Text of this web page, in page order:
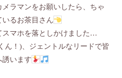
ラマンをお願いしたら、ちゃ
いるお茶目さん
スマホを落としかけました…
ん！)、ジェントルなリードで皆
誘います